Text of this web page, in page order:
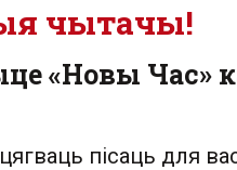
чытачы!
«Новы Час»
пісаць для